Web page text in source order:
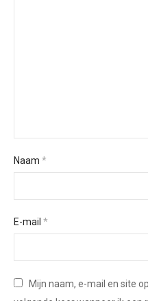
Naam *
E-mail *
Mijn naam, e-mail en site